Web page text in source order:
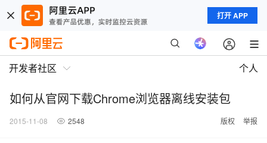
打开 APP
开发者社区 个人
如何从官网下载Chrome浏览器离线安装包
2015-11-08 2548 版权 举报